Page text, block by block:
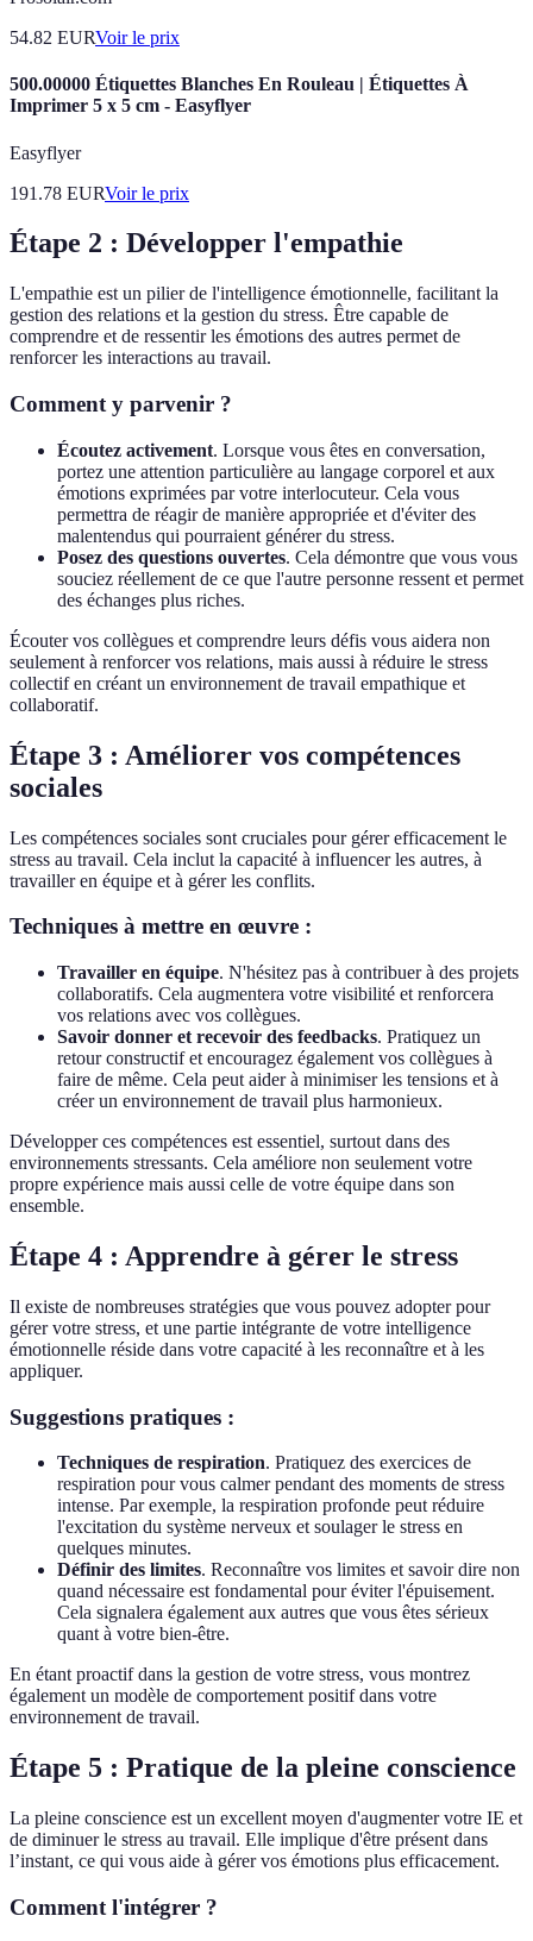
54.82 EURVoir le prix
500.00000 Étiquettes Blanches En Rouleau | Étiquettes À
Imprimer 5 x 5 cm - Easyflyer
Easyflyer
191.78 EURVoir le prix
Étape 2 : Développer l'empathie
L'empathie est un pilier de l'intelligence émotionnelle, facilitant la
gestion des relations et la gestion du stress. Être capable de
comprendre et de ressentir les émotions des autres permet de
renforcer les interactions au travail.
Comment y parvenir ?
Écoutez activement. Lorsque vous êtes en conversation,
portez une attention particulière au langage corporel et aux
émotions exprimées par votre interlocuteur. Cela vous
permettra de réagir de manière appropriée et d'éviter des
malentendus qui pourraient générer du stress.
Posez des questions ouvertes. Cela démontre que vous vous
souciez réellement de ce que l'autre personne ressent et permet
des échanges plus riches.
Écouter vos collègues et comprendre leurs défis vous aidera non
seulement à renforcer vos relations, mais aussi à réduire le stress
collectif en créant un environnement de travail empathique et
collaboratif.
Étape 3 : Améliorer vos compétences
sociales
Les compétences sociales sont cruciales pour gérer efficacement le
stress au travail. Cela inclut la capacité à influencer les autres, à
travailler en équipe et à gérer les conflits.
Techniques à mettre en œuvre :
Travailler en équipe. N'hésitez pas à contribuer à des projets
collaboratifs. Cela augmentera votre visibilité et renforcera
vos relations avec vos collègues.
Savoir donner et recevoir des feedbacks. Pratiquez un
retour constructif et encouragez également vos collègues à
faire de même. Cela peut aider à minimiser les tensions et à
créer un environnement de travail plus harmonieux.
Développer ces compétences est essentiel, surtout dans des
environnements stressants. Cela améliore non seulement votre
propre expérience mais aussi celle de votre équipe dans son
ensemble.
Étape 4 : Apprendre à gérer le stress
Il existe de nombreuses stratégies que vous pouvez adopter pour
gérer votre stress, et une partie intégrante de votre intelligence
émotionnelle réside dans votre capacité à les reconnaître et à les
appliquer.
Suggestions pratiques :
Techniques de respiration. Pratiquez des exercices de
respiration pour vous calmer pendant des moments de stress
intense. Par exemple, la respiration profonde peut réduire
l'excitation du système nerveux et soulager le stress en
quelques minutes.
Définir des limites. Reconnaître vos limites et savoir dire non
quand nécessaire est fondamental pour éviter l'épuisement.
Cela signalera également aux autres que vous êtes sérieux
quant à votre bien-être.
En étant proactif dans la gestion de votre stress, vous montrez
également un modèle de comportement positif dans votre
environnement de travail.
Étape 5 : Pratique de la pleine conscience
La pleine conscience est un excellent moyen d'augmenter votre IE et
de diminuer le stress au travail. Elle implique d'être présent dans
l’instant, ce qui vous aide à gérer vos émotions plus efficacement.
Comment l'intégrer ?